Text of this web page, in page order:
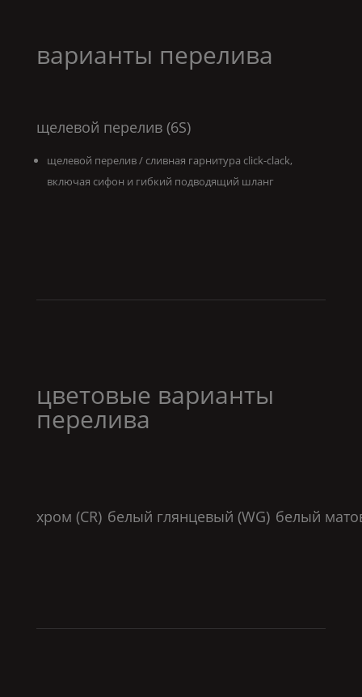
варианты перелива
щелевой перелив (6S)
щелевой перелив / сливная гарнитура click-clack,
включая сифон и гибкий подводящий шланг
цветовые варианты
перелива
хром (CR) белый глянцевый (WG) белый